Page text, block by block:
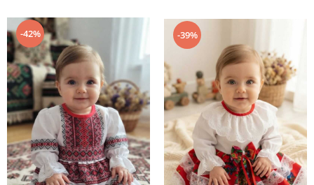
-42% -39%